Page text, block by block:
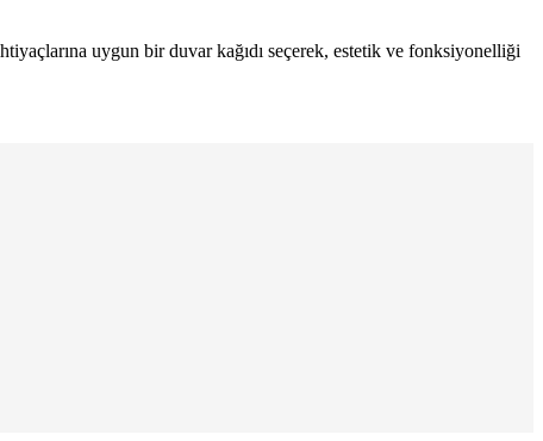
uygun bir duvar kağıdı seçerek, estetik ve fonksiyonelliği